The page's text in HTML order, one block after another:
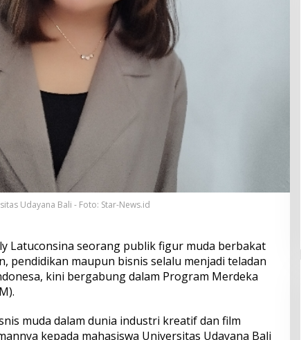
Udayana Bali - Foto: Star-News.id
Latuconsina seorang publik figur muda berbakat
pendidikan maupun bisnis selalu menjadi teladan
kini bergabung dalam Program Merdeka
muda dalam dunia industri kreatif dan film
kepada mahasiswa Universitas Udayana Bali